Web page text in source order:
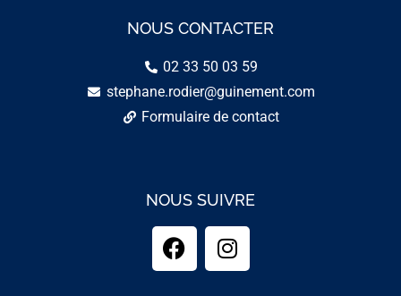
NOUS CONTACTER
02 33 50 03 59
stephane.rodier@guinement.com
Formulaire de contact
NOUS SUIVRE